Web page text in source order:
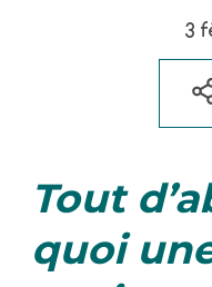
3
Tout
quoi